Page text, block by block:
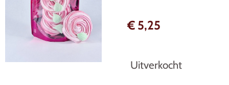
€ 5,25
Uitverkocht